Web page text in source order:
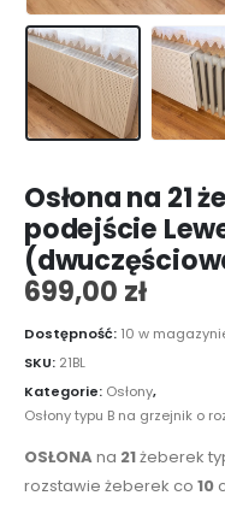
Osłona na 21
podejście
699,00 zł
Dostępność: 10 w
SKU: 21BL
Kategorie: Osłony,
Osłony typu B na grzejnik o
OSŁONAna 21żeberek
rozstawie żeberek co 10